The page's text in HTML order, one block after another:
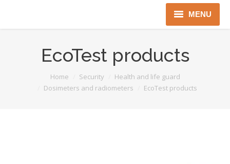
MENU
Robotics
Security
EcoTest products
You are here:Home Security
Health and life guard
Dosimeters and radiometers
EcoTest products